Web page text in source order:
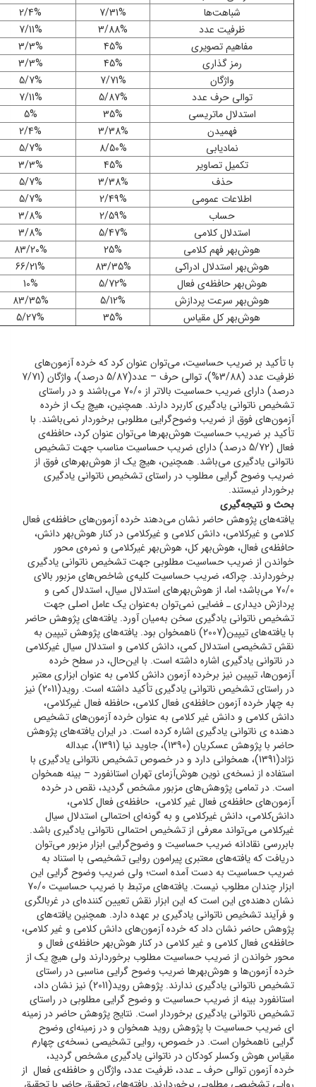
شباهت‌ها
7/31%
2/4%
ظرفیت عدد
3/88%
7/11%
مفاهیم تصویری
45%
3/3%
رمز گذاری
45%
3/3%
واژگان
7/71%
5/7%
توالی حرف عدد
5/87%
7/11%
استدلال ماتریسی
35%
5%
فهمیدن
3/38%
2/4%
نمادیابی
8/50%
5/7%
تکمیل تصاویر
45%
3/3%
حذف
3/38%
5/7%
اطلاعات عمومی
2/49%
5/7%
حساب
2/59%
3/8%
استدلال کلامی
5/47%
3/8%
هوش‌بهر فهم کلامی
25%
83/20%
هوش‌بهر استدلال ادراکی
83/35%
66/21%
هوش‌بهر حافظه‌ی فعال
5/72%
10%
هوش‌بهر سرعت پردازش
5/12%
83/35%
هوش‌بهر کل مقیاس
35%
5/27%
با تأکید بر ضریب حساسیت، می‌توان عنوان کرد که خرده آزمون‌های
ظرفیت عدد (3/88%)، توالی حرف – عدد(5/87 درصد)، واژگان (7/71
درصد) دارای ضریب حساسیت بالاتر از 70/0 می‌باشند و در راستای
تشخیص ناتوانی یادگیری کاربرد دارند. همچنین، هیچ یک از خرده
آزمون‌های فوق از ضریب وضوح‌گرایی مطلوبی برخوردار نمی‌باشند. با
تأکید بر ضریب حساسیت هوش‌بهرها می‌توان عنوان کرد، حافظه‌ی
فعال (5/72 درصد) دارای ضریب حساسیت مناسب جهت تشخیص
ناتوانی یادگیری می‌باشد. همچنین، هیچ یک از هوش‌بهرهای فوق از
ضریب وضوح گرایی مطلوب در راستای تشخیص ناتوانی یادگیری
برخوردار نیستند.
بحث و نتیجه‌گیری
یافته‌های پژوهش حاضر نشان می‌دهند خرده آزمون‌های حافظه‌ی فعال
کلامی و غیرکلامی، دانش کلامی و غیرکلامی در کنار هوش‌بهر دانش،
حافظه‌ی فعال، هوش‌بهر کل، هوش‌بهر غیرکلامی و نمره‌ی محور
خواندن از ضریب حساسیت مطلوبی جهت تشخیص ناتوانی یادگیری
برخوردارند. چراکه، ضریب حساسیت کلیه‌ی شاخص‌های مزبور بالای
70/0 می‌باشد؛ اما، از هوش‌بهرهای استدلال سیال، استدلال کمی و
پردازش دیداری ـ فضایی نمی‌توان به‌عنوان یک عامل اصلی جهت
تشخیص ناتوانی یادگیری سخن به‌میان آورد. یافته‌های پژوهش حاضر
با یافته‌های تیپین(2007) ناهمخوان بود. یافته‌های پژوهش تیپین به
نقش تشخیصی استدلال کمی، دانش کلامی و استدلال سیال غیرکلامی
در ناتوانی یادگیری اشاره داشته است. با این‌حال، در سطح خرده
آزمون‌ها، تیپین نیز برخرده آزمون دانش کلامی به عنوان ابزاری معتبر
در راستای تشخیص ناتوانی یادگیری تأکید داشته است. روید(2011) نیز
به چهار خرده آزمون حافظه‌ی فعال کلامی، حافظه فعال غیرکلامی،
دانش کلامی و دانش غیر کلامی به عنوان خرده آزمون‌های تشخیص
دهنده ی ناتوانی یادگیری اشاره کرده است. در ایران یافته‌های پژوهش
حاضر با پژوهش عسکریان (1390)، جاوید نیا (1391)، عبداله
نژاد(1391)، همخوانی دارد و در خصوص تشخیص ناتوانی یادگیری با
استفاده از نسخه‌ی نوین هوش‌آزمای تهران استانفورد – بینه همخوان
است. در تمامی پژوهش‌های مزبور مشخص گردید، نقص در خرده
آزمون‌های حافظه‌ی فعال غیر کلامی، حافظه‌ی فعال کلامی،
دانش‌کلامی، دانش غیرکلامی و به گونه‌ای احتمالی استدلال سیال
غیرکلامی می‌تواند معرفی از تشخیص احتمالی ناتوانی یادگیری باشد.
بابررسی نقادانه ضریب حساسیت و وضوح‌گرایی ابزار مزبور می‌توان
دریافت که یافته‌های معتبری پیرامون روایی تشخیصی با استناد به
ضریب حساسیت به دست آمده است؛ ولی ضریب وضوح گرایی این
ابزار چندان مطلوب نیست. یافته‌های مرتبط با ضریب حساسیت 70/0
نشان دهنده‌ی این است که این ابزار نقش تعیین کننده‌ای در غربالگری
و فرآیند تشخیص ناتوانی یادگیری بر عهده دارد. همچنین یافته‌های
پژوهش حاضر نشان داد که خرده آزمون‌های دانش کلامی و غیر کلامی‌،
حافظه‌ی فعال کلامی و غیر کلامی در کنار هوش‌بهر حافظه‌ی فعال و
محور خواندن از ضریب حساسیت مطلوب برخوردارند ولی هیچ یک از
خرده آزمون‌ها و هوش‌بهرها ضریب وضوح گرایی مناسبی در راستای
تشخیص ناتوانی یادگیری ندارند. پژوهش روید(2011) نیز نشان داد،
استانفورد بینه از ضریب حساسیت و وضوح گرایی مطلوبی در راستای
تشخیص ناتوانی یادگیری برخوردار است. نتایج پژوهش حاضر در زمینه
ای ضریب حساسیت با پژوهش روید همخوان و در زمینه‌ای وضوح
گرایی ناهمخوان است. در خصوص، روایی تشخیصی نسخه‌ی چهارم
مقیاس هوش وکسلر کودکان در ناتوانی یادگیری مشخص گردید،
خرده آزمون توالی حرف ـ عدد، ظرفیت عدد، واژگان و حافظه‌ی فعال از